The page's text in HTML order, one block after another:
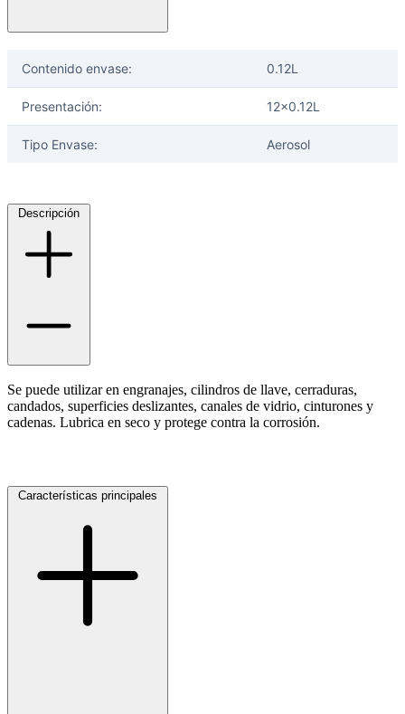
Contenido envase: 0.12L
Presentación: 12x0.12L
Tipo Envase: Aerosol
Descripción
Se puede utilizar en engranajes, cilindros de llave, cerraduras,
candados, superficies deslizantes, canales de vidrio, cinturones y
cadenas. Lubrica en seco y protege contra la corrosión.
Características principales